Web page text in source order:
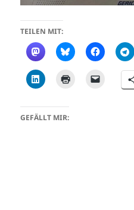
TEILEN MIT:
GEFÄLLT MIR: